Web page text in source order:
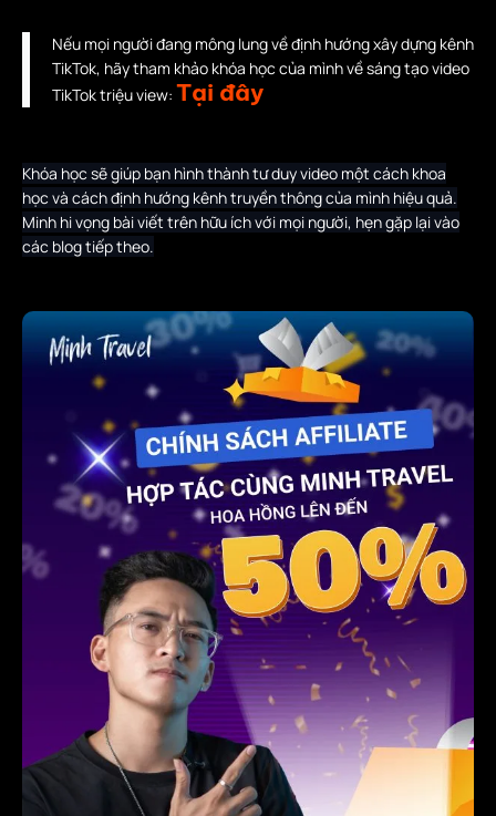
Nếu mọi người đang mông lung về định hướng xây dựng kênh
TikTok, hãy tham khảo khóa học của mình về sáng tạo video
TikTok triệu view: Tại đây
Khóa học sẽ giúp bạn hình thành tư duy video một cách khoa
học và cách định hướng kênh truyền thông của mình hiệu quả.
Minh hi vọng bài viết trên hữu ích với mọi người, hẹn gặp lại vào
các blog tiếp theo.